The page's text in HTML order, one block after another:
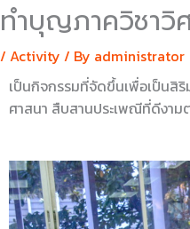
ทำบุญภาควิชาวิ
/ Activity / By administrator
เป็นกิจกรรมที่จัดขึ้นเพื่อเป็นสิ
ศาสนา สืบสานประเพณีที่ดีงาม